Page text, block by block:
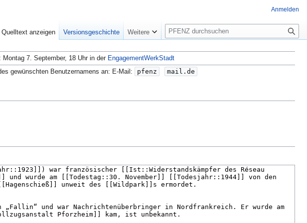
7. September, 18 Uhr in der EngagementWerkStadt
gewünschten Benutzernamens an: E-Mail:
pfenz mail.de
Anmelden
Quelltext anzeigen Versionsgeschichte Weitere
S
u
c
h
e